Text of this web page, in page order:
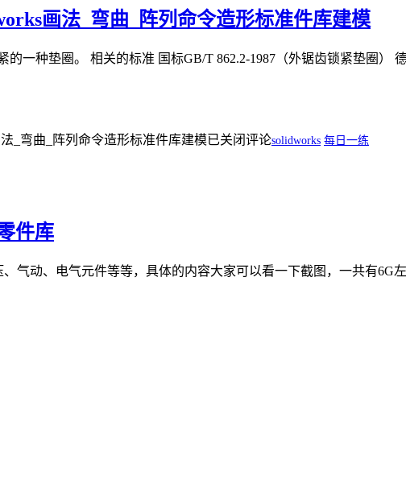
画法_弯曲_阵列命令造形标准件库建模
的一种垫圈。 相关的标准 国标GB/T 862.2-1987（外锯齿锁紧垫圈）
_弯曲_阵列命令造形标准件库建模已关闭评论solidworks 每日一练
件库
气动、电气元件等等，具体的内容大家可以看一下截图，一共有6G